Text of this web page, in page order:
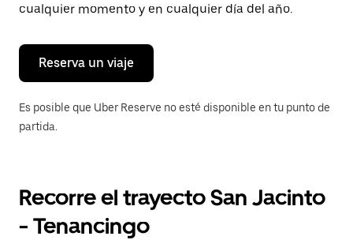
tecla Esc
para
el
calendario.
cualquier momento y en cualquier día del año.
Reserva un viaje
Es posible que Uber Reserve no esté disponible en tu punto de
partida.
Recorre el trayecto San Jacinto
- Tenancingo